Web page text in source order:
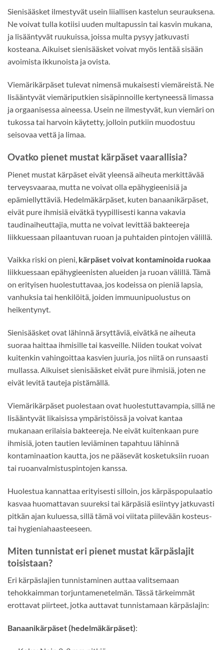
Sienisääsket ilmestyvät usein liiallisen kastelun seurauksena.
Ne voivat tulla kotiisi uuden multapussin tai kasvin mukana,
ja lisääntyvät ruukuissa, joissa multa pysyy jatkuvasti
kosteana. Aikuiset sienisääsket voivat myös lentää sisään
avoimista ikkunoista ja ovista.
Viemärikärpäset tulevat nimensä mukaisesti viemäreistä. Ne
lisääntyvät viemäriputkien sisäpinnoille kertyneessä limassa
ja orgaanisessa aineessa. Usein ne ilmestyvät, kun viemäri on
tukossa tai harvoin käytetty, jolloin putkiin muodostuu
seisovaa vettä ja limaa.
Ovatko pienet mustat kärpäset vaarallisia?
Pienet mustat kärpäset eivät yleensä aiheuta merkittävää
terveysvaaraa, mutta ne voivat olla epähygieenisiä ja
epämiellyttäviä. Hedelmäkärpäset, kuten banaanikärpäset,
eivät pure ihmisiä eivätkä tyypillisesti kanna vakavia
taudinaiheuttajia, mutta ne voivat levittää bakteereja
liikkuessaan pilaantuvan ruoan ja puhtaiden pintojen välillä.
Vaikka riski on pieni, kärpäset voivat kontaminoida ruokaa
liikkuessaan epähygieenisten alueiden ja ruoan välillä. Tämä
on erityisen huolestuttavaa, jos kodeissa on pieniä lapsia,
vanhuksia tai henkilöitä, joiden immuunipuolustus on
heikentynyt.
Sienisääsket ovat lähinnä ärsyttäviä, eivätkä ne aiheuta
suoraa haittaa ihmisille tai kasveille. Niiden toukat voivat
kuitenkin vahingoittaa kasvien juuria, jos niitä on runsaasti
mullassa. Aikuiset sienisääsket eivät pure ihmisiä, joten ne
eivät levitä tauteja pistämällä.
Viemärikärpäset puolestaan ovat huolestuttavampia, sillä ne
lisääntyvät likaisissa ympäristöissä ja voivat kantaa
mukanaan erilaisia bakteereja. Ne eivät kuitenkaan pure
ihmisiä, joten tautien leviäminen tapahtuu lähinnä
kontaminaation kautta, jos ne pääsevät kosketuksiin ruoan
tai ruoanvalmistuspintojen kanssa.
Huolestua kannattaa erityisesti silloin, jos kärpäspopulaatio
kasvaa huomattavan suureksi tai kärpäsiä esiintyy jatkuvasti
pitkän ajan kuluessa, sillä tämä voi viitata piilevään kosteus-
tai hygieniahaasteeseen.
Miten tunnistat eri pienet mustat kärpäslajit
toisistaan?
Eri kärpäslajien tunnistaminen auttaa valitsemaan
tehokkaimman torjuntamenetelmän. Tässä tärkeimmät
erottavat piirteet, jotka auttavat tunnistamaan kärpäslajin:
Banaanikärpäset (hedelmäkärpäset):